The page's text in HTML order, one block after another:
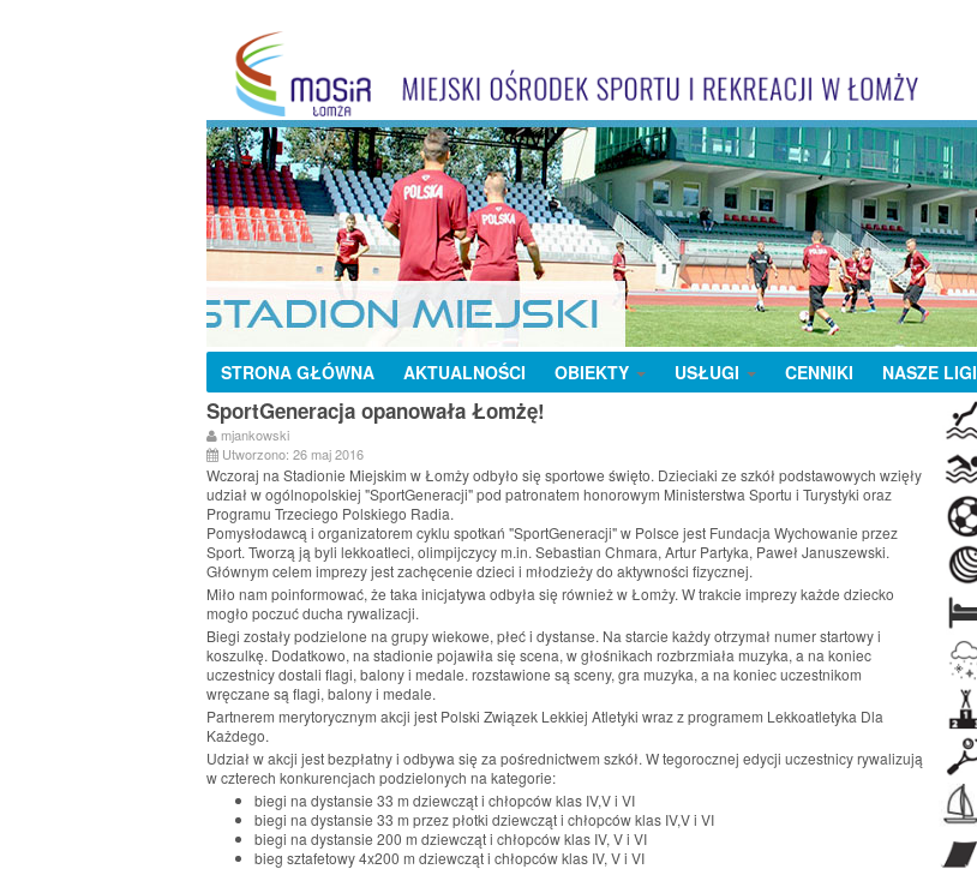
STRONA GŁÓWNA AKTUALNOŚCI OBIEKTY USŁUGI CENNIKI NASZE LIGI
SportGeneracja opanowała Łomżę!
mjankowski
Utworzono: 26 maj 2016
Wczoraj na Stadionie Miejskim w Łomży odbyło się sportowe święto. Dzieciaki ze szkół podstawowych wzięły
udział w ogólnopolskiej "SportGeneracji" pod patronatem honorowym Ministerstwa Sportu i Turystyki oraz
Programu Trzeciego Polskiego Radia.
Pomysłodawcą i organizatorem cyklu spotkań "SportGeneracji" w Polsce jest Fundacja Wychowanie przez
Sport. Tworzą ją byli lekkoatleci, olimpijczycy m.in. Sebastian Chmara, Artur Partyka, Paweł Januszewski.
Głównym celem imprezy jest zachęcenie dzieci i młodzieży do aktywności fizycznej.
Miło nam poinformować, że taka inicjatywa odbyła się również w Łomży. W trakcie imprezy każde dziecko
mogło poczuć ducha rywalizacji.
Biegi zostały podzielone na grupy wiekowe, płeć i dystanse. Na starcie każdy otrzymał numer startowy i
koszulkę. Dodatkowo, na stadionie pojawiła się scena, w głośnikach rozbrzmiała muzyka, a na koniec
uczestnicy dostali flagi, balony i medale. rozstawione są sceny, gra muzyka, a na koniec uczestnikom
wręczane są flagi, balony i medale.
Partnerem merytorycznym akcji jest Polski Związek Lekkiej Atletyki wraz z programem Lekkoatletyka Dla
Każdego.
Udział w akcji jest bezpłatny i odbywa się za pośrednictwem szkół. W tegorocznej edycji uczestnicy rywalizują
w czterech konkurencjach podzielonych na kategorie:
biegi na dystansie 33 m dziewcząt i chłopców klas IV,V i VI
biegi na dystansie 33 m przez płotki dziewcząt i chłopców klas IV,V i VI
biegi na dystansie 200 m dziewcząt i chłopców klas IV, V i VI
bieg sztafetowy 4x200 m dziewcząt i chłopców klas IV, V i VI